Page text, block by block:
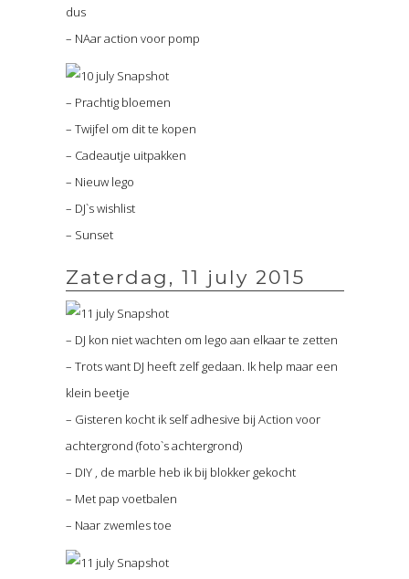
dus
– NAar action voor pomp
– Prachtig bloemen
– Twijfel om dit te kopen
– Cadeautje uitpakken
– Nieuw lego
– DJ`s wishlist
– Sunset
Zaterdag, 11 july 2015
– DJ kon niet wachten om lego aan elkaar te zetten
– Trots want DJ heeft zelf gedaan. Ik help maar een
klein beetje
– Gisteren kocht ik self adhesive bij Action voor
achtergrond (foto`s achtergrond)
– DIY , de marble heb ik bij blokker gekocht
– Met pap voetbalen
– Naar zwemles toe